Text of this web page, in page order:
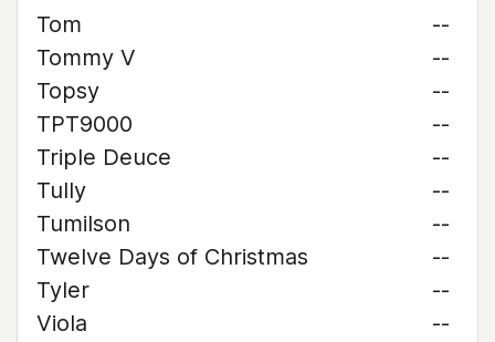
Tom
--
Tommy V
--
Topsy
--
TPT9000
--
Triple Deuce
--
Tully
--
Tumilson
--
Twelve Days of Christmas
--
Tyler
--
Viola
--